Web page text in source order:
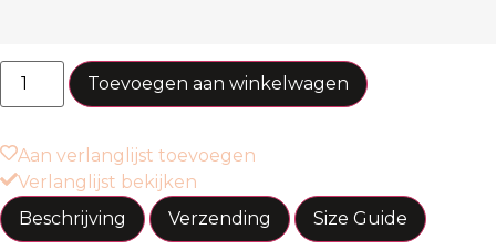
Toevoegen aan winkelwagen
Aan verlanglijst toevoegen
Verlanglijst bekijken
Beschrijving
Verzending Size Guide